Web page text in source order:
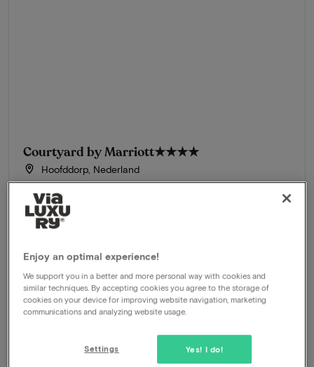
Courtyard by Marriott★★★★
Hoofddorp, Nederland
Arrangement
Dagelijks ontbijtbuffet
3-Gangen menu van de chef
Welkomstdrankje
-64% 630
229
Enjoy an optimal experience!
We support you in a better and more personal way with cookies and
similar techniques. By accepting cookies you agree to the storage of
cookies on your device for improving website navigation, marketing
communications and analyzing website usage.
Yes! I do!
Settings